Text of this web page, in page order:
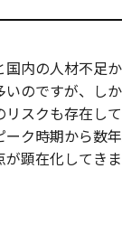
内の人材不足
のですが、し
スクも存在して
ク時期から数
顕在化してきま